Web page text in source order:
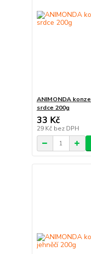
ANIMONDA
srdce 200g
33 Kč
29 Kč bez DPH